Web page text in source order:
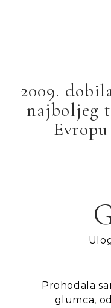
2009.
najboljeg
Prohodala
glumca,